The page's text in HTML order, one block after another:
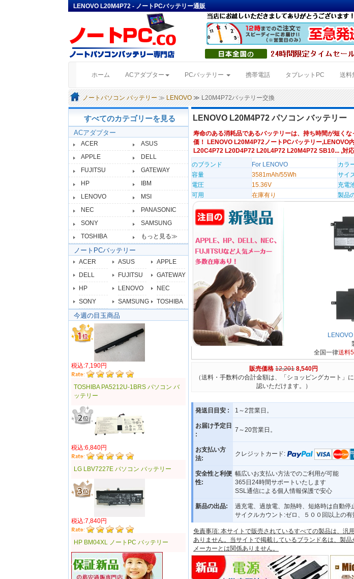
LENOVO L20M4P72 - ノートPCバッテリー通販
ホーム (current)ACアダプター PCバッテリー 携帯電話 タブレットPC 送料
ノートパソコン バッテリー ≫ LENOVO ≫ L20M4P72バッテリー交換
すべてのカテゴリーを見る
ACアダプター
ACER
ASUS
APPLE
DELL
FUJITSU
GATEWAY
HP
IBM
LENOVO
MSI
NEC
PANASONIC
SONY
SAMSUNG
TOSHIBA
もっと見る≫
ノートPCバッテリー
ACER ASUS
APPLE
DELL
FUJITSU
GATEWAY
HP
LENOVO
NEC
SONY
SAMSUNG TOSHIBA
今週の目玉商品
税込:7,190円
TOSHIBA PA5212U-1BRS パソコン バ
ッテリー
税込:6,840円
LG LBV7227E パソコン バッテリー
税込:7,840円
HP BM04XL ノートPC バッテリー
LENOVO L20M4P72 パソコン バッテリー
寿命のある消耗品であるバッテリーは、持ち時間が短く
価！ LENOVO L20M4P72ノートPCバッテリー,LENOVO
L20C4P72 L20D4P72 L20L4P72 L20M4P72 SB10... ,対
のブランド
For LENOVO カラ
容量
3581mAh/55Wh
サイ
電圧
15.36V 充電
可用
在庫有り 製品
全国一律送料
販売価格 12,201 8,540円
（送料・手数料の合計金額は、「ショッピングカート」
認いただけます。）
発送日目安 : 1～2営業日。
お届け予定日
:
7～20営業日。
お支払い方
法:
クレジットカード:
安全性と利便
性:
幅広いお支払い方法でのご利用が可能
365日24時間サポートいたします
SSL通信による個人情報保護で安心
新品の出品:
過充電、過放電、加熱時、短絡時は自動停
サイクルカウント:ゼロ、５００回以上の
免責事項: 本サイトで販売されているすべての製品は、汎
ありません。当サイトで掲載しているブランド名は、製
メーカーとは関係ありません。